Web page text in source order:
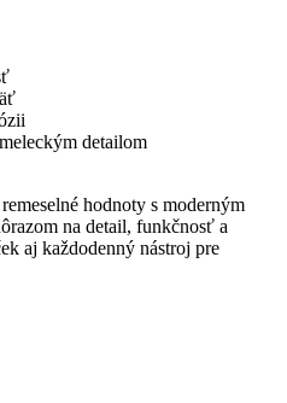
detailom
hodnoty s moderným
na detail, funkčnosť a
aj každodenný nástroj pre